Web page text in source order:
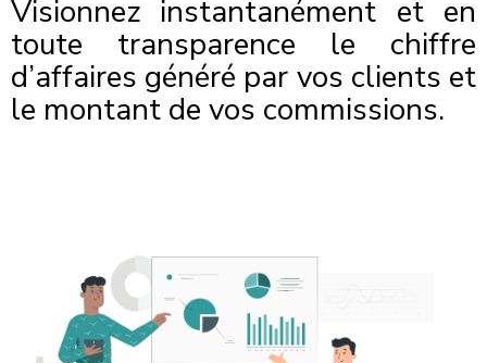
Visionnez instantanément et en
toute transparence le chiffre
d’affaires généré par vos clients et
le montant de vos commissions.